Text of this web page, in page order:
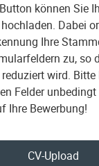
können Sie
Dabei
Ihre
zu, so
wird. Bitte
Felder
Ihre Bewerbung!
CV-Upload